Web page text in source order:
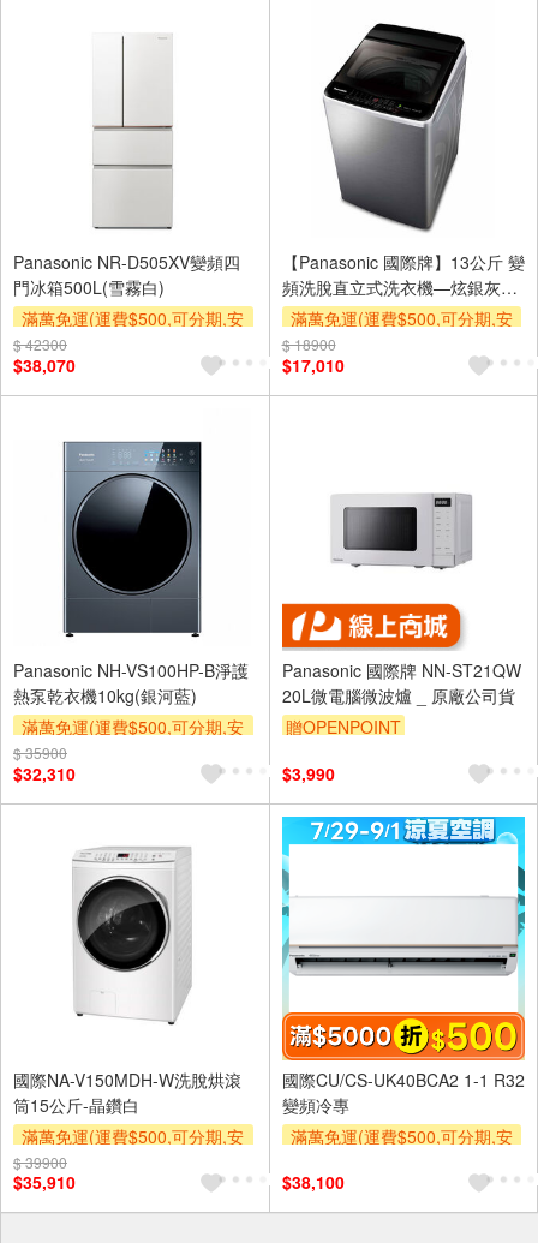
Panasonic NR-D505XV變頻四
門冰箱500L(雪霧白)
滿萬免運(運費$500,可分期,安
裝跨區費另計,單品未滿1萬元
及使用6期以上分期0利率,需付
基本安裝運費)
$ 42300
$38,070
【Panasonic 國際牌】13公斤 變
頻洗脫直立式洗衣機—炫銀灰
(NA-V130LB-L)
滿萬免運(運費$500,可分期,安
裝跨區費另計,單品未滿1萬元
及使用6期以上分期0利率,需付
基本安裝運費)
$ 18900
$17,010
Panasonic NH-VS100HP-B淨護
熱泵乾衣機10kg(銀河藍)
滿萬免運(運費$500,可分期,安
裝跨區費另計,單品未滿1萬元
及使用6期以上分期0利率,需付
基本安裝運費)
$ 35900
$32,310
Panasonic 國際牌 NN-ST21QW
20L微電腦微波爐 _ 原廠公司貨
贈OPENPOINT
$3,990
國際NA-V150MDH-W洗脫烘滾
筒15公斤-晶鑽白
滿萬免運(運費$500,可分期,安
裝跨區費另計,單品未滿1萬元
及使用6期以上分期0利率,需付
基本安裝運費)
$ 39900
$35,910
國際CU/CS-UK40BCA2 1-1 R32
變頻冷專
滿萬免運(運費$500,可分期,安
及使用6期以上分期0利率,需付
基本安裝運費)
$38,100